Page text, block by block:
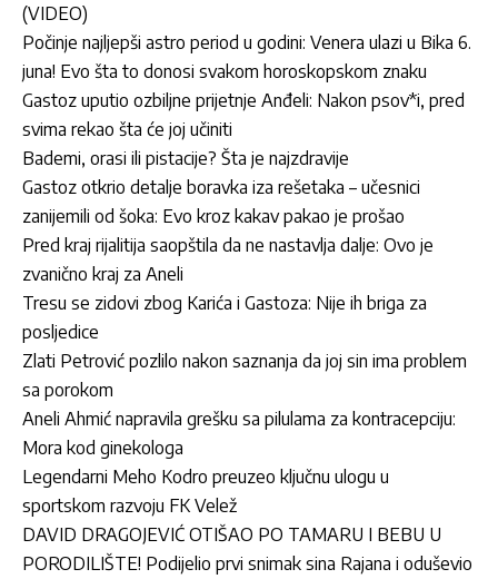
(VIDEO)
Počinje najljepši astro period u godini: Venera ulazi u Bika 6.
juna! Evo šta to donosi svakom horoskopskom znaku
Gastoz uputio ozbiljne prijetnje Anđeli: Nakon psov*i, pred
svima rekao šta će joj učiniti
Bademi, orasi ili pistacije? Šta je najzdravije
Gastoz otkrio detalje boravka iza rešetaka – učesnici
zanijemili od šoka: Evo kroz kakav pakao je prošao
Pred kraj rijalitija saopštila da ne nastavlja dalje: Ovo je
zvanično kraj za Aneli
Tresu se zidovi zbog Karića i Gastoza: Nije ih briga za
posljedice
Zlati Petrović pozlilo nakon saznanja da joj sin ima problem
sa porokom
Aneli Ahmić napravila grešku sa pilulama za kontracepciju:
Mora kod ginekologa
Legendarni Meho Kodro preuzeo ključnu ulogu u
sportskom razvoju FK Velež
DAVID DRAGOJEVIĆ OTIŠAO PO TAMARU I BEBU U
PORODILIŠTE! Podijelio prvi snimak sina Rajana i oduševio